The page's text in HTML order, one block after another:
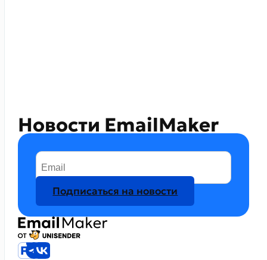
Новости EmailMaker
Подписаться на новости